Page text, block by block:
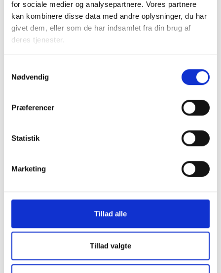
for sociale medier og analysepartnere. Vores partnere
kan kombinere disse data med andre oplysninger, du har
givet dem, eller som de har indsamlet fra din brug af
deres tjenester.
Nødvendig
Præferencer
Statistik
Marketing
Tillad alle
Tillad valgte
Kontakt
Afdelingschef
Mail: dhj@bl.dk